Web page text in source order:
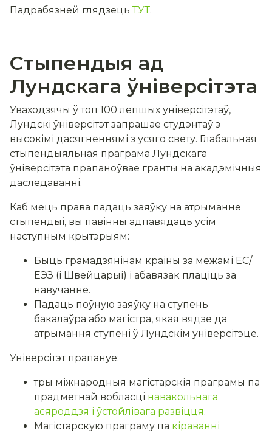
Падрабязней глядзецьТУТ.
Стыпендыя ад
Лундскага ўніверсітэта
Уваходзячы ў топ 100 лепшых універсітэтаў,
Лундскі ўніверсітэт запрашае студэнтаў з
высокімі дасягненнямі з усяго свету. Глабальная
стыпендыяльная праграма Лундскага
ўніверсітэта прапаноўвае гранты на акадэмічныя
даследаванні.
Каб мець права падаць заяўку на атрыманне
стыпендыі, вы павінны адпавядаць усім
наступным крытэрыям:
Быць грамадзянінам краіны за межамі ЕС/
ЕЭЗ (і Швейцарыі) і абавязак плаціць за
навучанне.
Падаць поўную заяўку на ступень
бакалаўра або магістра, якая вядзе да
атрымання ступені ў Лундскім універсітэце.
Універсітэт прапануе:
тры міжнародныя магістарскія праграмы па
прадметнай вобласці навакольнага
асяроддзя і ўстойлівага развіцця.
Магістарскую праграму па кіраванні